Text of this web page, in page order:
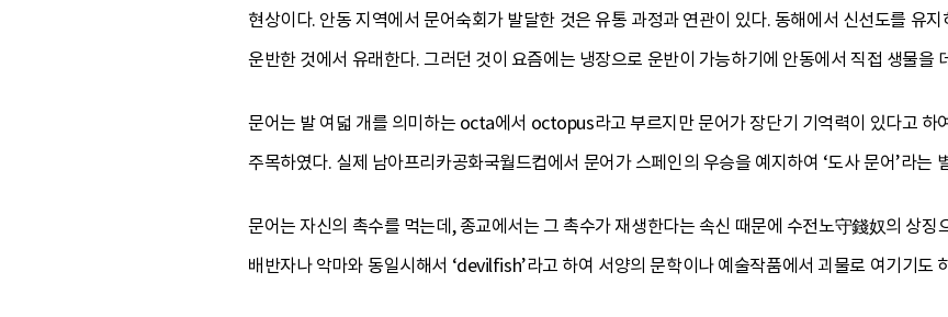
현상이다. 안동 지역에서 문어숙회가 발달한 것은 유통 과정과 연관이 있다. 동해에서 신선도를 유
운반한 것에서 유래한다. 그러던 것이 요즘에는 냉장으로 운반이 가능하기에 안동에서 직접 생물을
문어는 발 여덟 개를 의미하는 octa에서 octopus라고 부르지만 문어가 장단기 기억력이 있다고
주목하였다. 실제 남아프리카공화국월드컵에서 문어가 스페인의 우승을 예지하여 ‘도사 문어’라는
문어는 자신의 촉수를 먹는데, 종교에서는 그 촉수가 재생한다는 속신 때문에 수전노守錢奴의 상
배반자나 악마와 동일시해서 ‘devilfish’라고 하여 서양의 문학이나 예술작품에서 괴물로 여기기도